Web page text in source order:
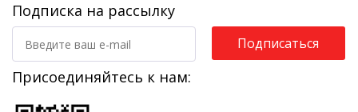
Подписка на рассылку
Подписаться
Присоединяйтесь к нам: